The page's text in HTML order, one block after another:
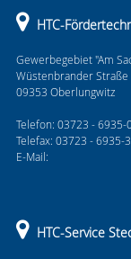
HTC-
Gewerbegebiet "Am
Wüstenbrander Straße
09353 Oberlungwitz
Telefon: 03723 - 6935-
Telefax: 03723 - 6935-
E-Mail:
HTC-Service